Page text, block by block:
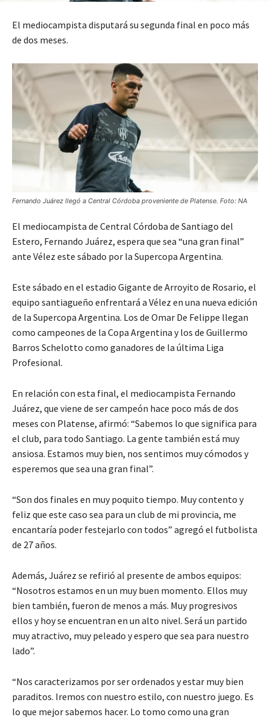
El mediocampista disputará su segunda final en poco más
de dos meses.
Fernando Juárez llegó a Central Córdoba proveniente de Platense. Foto: NA
El mediocampista de Central Córdoba de Santiago del
Estero, Fernando Juárez, espera que sea “una gran final”
ante Vélez este sábado por la Supercopa Argentina.
Este sábado en el estadio Gigante de Arroyito de Rosario, el
equipo santiagueño enfrentará a Vélez en una nueva edición
de la Supercopa Argentina. Los de Omar De Felippe llegan
como campeones de la Copa Argentina y los de Guillermo
Barros Schelotto como ganadores de la última Liga
Profesional.
En relación con esta final, el mediocampista Fernando
Juárez, que viene de ser campeón hace poco más de dos
meses con Platense, afirmó: “Sabemos lo que significa para
el club, para todo Santiago. La gente también está muy
ansiosa. Estamos muy bien, nos sentimos muy cómodos y
esperemos que sea una gran final”.
“Son dos finales en muy poquito tiempo. Muy contento y
feliz que este caso sea para un club de mi provincia, me
encantaría poder festejarlo con todos” agregó el futbolista
de 27 años.
Además, Juárez se refirió al presente de ambos equipos:
“Nosotros estamos en un muy buen momento. Ellos muy
bien también, fueron de menos a más. Muy progresivos
ellos y hoy se encuentran en un alto nivel. Será un partido
muy atractivo, muy peleado y espero que sea para nuestro
lado”.
“Nos caracterizamos por ser ordenados y estar muy bien
paraditos. Iremos con nuestro estilo, con nuestro juego. Es
lo que mejor sabemos hacer. Lo tomo como una gran